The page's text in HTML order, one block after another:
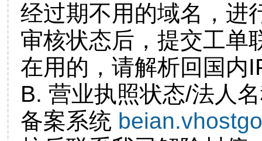
经过期不用的域名，进
审核状态后，提交工单
在用的，请解析回国内
B. 营业执照状态/法人
备案系统